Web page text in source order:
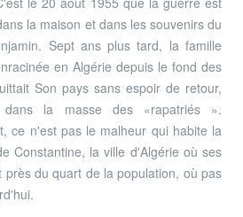
la maison et dans les souvenirs du
Sept ans plus tard, la famille
en Algérie depuis le fond des
Son pays sans espoir de retour,
dans la masse des «rapatriés ».
ce n'est pas le malheur qui habite la
Constantine, la ville d'Algérie où ses
près du quart de la population, où pas